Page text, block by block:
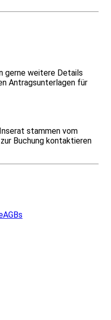
gerne weitere Details
Antragsunterlagen für
stammen vom
Buchung kontaktieren
AGBs